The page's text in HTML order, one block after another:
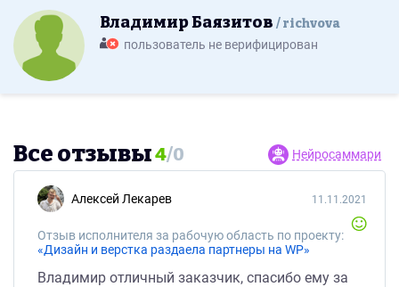
Владимир Баязитов richvova
пользователь не верифицирован
Все отзывы4/0 Нейросаммари
Алексей Лекарев
Отзыв исполнителя за рабочую область по проекту:
«Дизайн и верстка раздаела партнеры на WP»
11.11.2021
Владимир отличный заказчик, спасибо ему за